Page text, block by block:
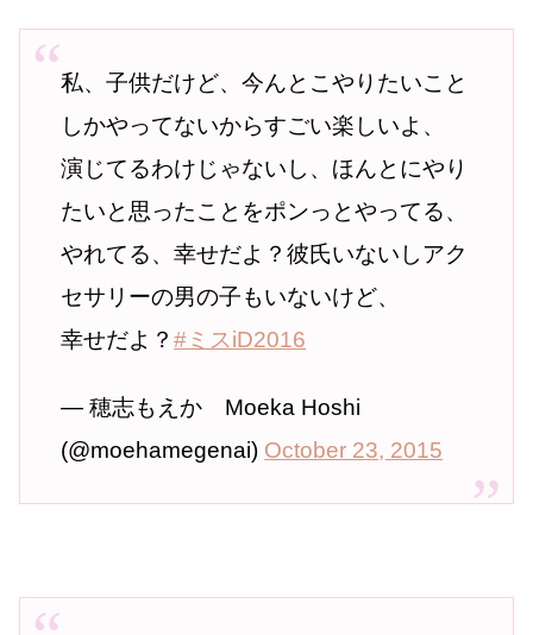
私、子供だけど、今んとこやりたいこと
しかやってないからすごい楽しいよ、
演じてるわけじゃないし、ほんとにやり
たいと思ったことをポンっとやってる、
やれてる、幸せだよ？彼氏いないしアク
セサリーの男の子もいないけど、
幸せだよ？#ミスiD2016
— 穂志もえか Moeka Hoshi
(@moehamegenai) October 23, 2015